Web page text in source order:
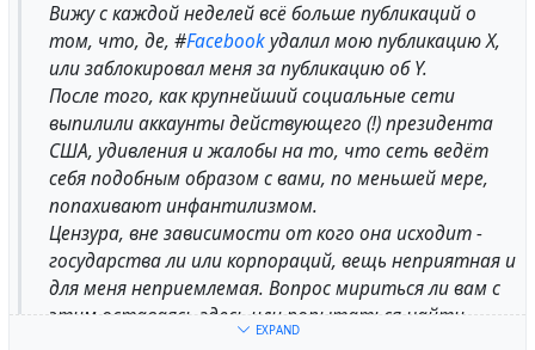
Вижу с каждой неделей всё больше публикаций о
том, что, де, #Facebookудалил мою публикацию Х,
или заблокировал меня за публикацию об Y.
После того, как крупнейший социальные сети
выпилили аккаунты действующего (!) президента
США, удивления и жалобы на то, что сеть ведёт
себя подобным образом с вами, по меньшей мере,
попахивают инфантилизмом.
Цензура, вне зависимости от кого она исходит -
государства ли или корпораций, вещь неприятная и
для меня неприемлемая. Вопрос мириться ли вам с
этим оставаясь здесь или попытаться найти
EXPAND